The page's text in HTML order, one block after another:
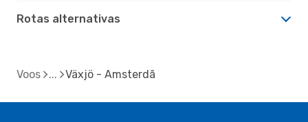
Rotas alternativas
Voos Växjö - Amsterdã